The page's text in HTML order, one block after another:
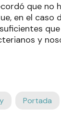
que no
en el
y
Portada